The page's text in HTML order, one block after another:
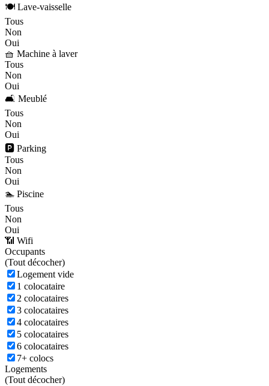
🍽️ Lave-vaisselle
Tous
Non
Oui
🧺 Machine à laver
Tous
Non
Oui
🛋️ Meublé
Tous
Non
Oui
🅿️ Parking
Tous
Non
Oui
🏊 Piscine
Tous
Non
Oui
📶 Wifi
Occupants
(Tout décocher)
Logement vide
1 colocataire
2 colocataires
3 colocataires
4 colocataires
5 colocataires
6 colocataires
7+ colocs
Logements
(Tout décocher)